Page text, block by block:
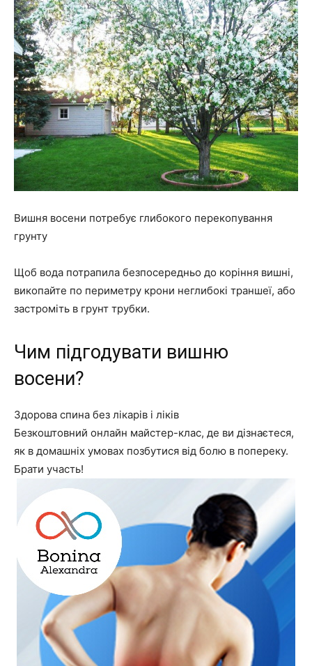
Вишня восени потребує глибокого перекопування
грунту
Щоб вода потрапила безпосередньо до коріння вишні,
викопайте по периметру крони неглибокі траншеї, або
застроміть в грунт трубки.
Чим підгодувати вишню
восени?
Здорова спина без лікарів і ліків
Безкоштовний онлайн майстер-клас, де ви дізнаєтеся,
як в домашніх умовах позбутися від болю в попереку.
Брати участь!